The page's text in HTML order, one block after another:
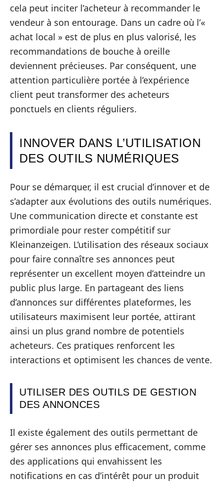
cela peut inciter l’acheteur à recommander le
vendeur à son entourage. Dans un cadre où l’«
achat local » est de plus en plus valorisé, les
recommandations de bouche à oreille
deviennent précieuses. Par conséquent, une
attention particulière portée à l’expérience
client peut transformer des acheteurs
ponctuels en clients réguliers.
INNOVER DANS L’UTILISATION
DES OUTILS NUMÉRIQUES
Pour se démarquer, il est crucial d’innover et de
s’adapter aux évolutions des outils numériques.
Une communication directe et constante est
primordiale pour rester compétitif sur
Kleinanzeigen. L’utilisation des réseaux sociaux
pour faire connaître ses annonces peut
représenter un excellent moyen d’atteindre un
public plus large. En partageant des liens
d’annonces sur différentes plateformes, les
utilisateurs maximisent leur portée, attirant
ainsi un plus grand nombre de potentiels
acheteurs. Ces pratiques renforcent les
interactions et optimisent les chances de vente.
UTILISER DES OUTILS DE GESTION
DES ANNONCES
Il existe également des outils permettant de
gérer ses annonces plus efficacement, comme
des applications qui envahissent les
notifications en cas d’intérêt pour un produit